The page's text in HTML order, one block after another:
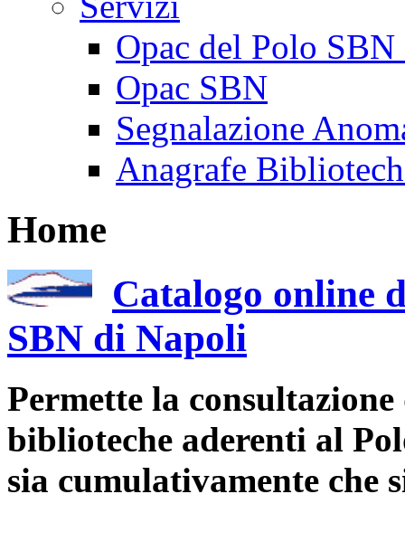
Opac del Polo
Opac SBN
Segnalazione
Anagrafe
Home
Catalogo online
SBN di Napoli
Permette la
biblioteche aderenti al
sia cumulativamente che